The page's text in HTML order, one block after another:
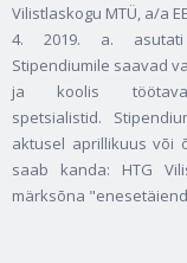
Vilistlaskogu MTÜ, a/a
4. 2019. a. asutati
Stipendiumile saavad
ja koolis
spetsialistid.
aktusel aprillikuus või
saab kanda: HTG
märksõna